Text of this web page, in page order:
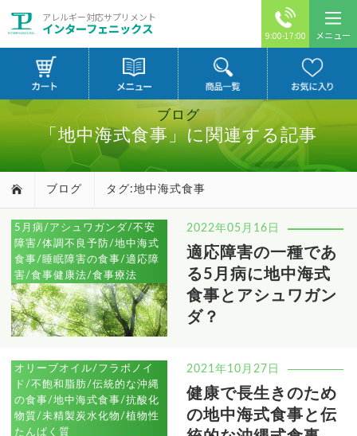
アレルギー対応サプリメント
インターフェニックス 9:00-17:00 メニュー
ブログ
「地中海式食事」に関連する記事
ブログ タグ:地中海式食事
5月病/アシュワガンダ/不安
障害/体調不良予防/地中海式
食事/睡眠障害の食事/適応障
害/食事健康法/食事療法
2022年05月16日
適応障害の一種であ
る5月病に地中海式
食事とアシュワガン
ダ？
オリーブオイル/フラボノイ
ド/不飽和脂肪/伝統的な沖縄
の食事/地中海式食事/抗酸化
物質/未精製炭水化物/植物性
たんぱく質
2021年10月27日
健康で長生きのため
の地中海式食事と伝